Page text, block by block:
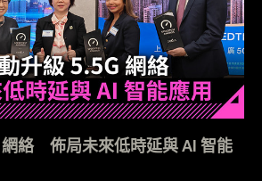
網絡 佈局未來低時延與 AI 智能